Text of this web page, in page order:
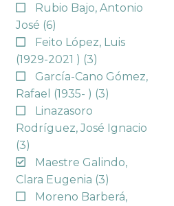
Rubio Bajo, Antonio
José (6)
Feito López, Luis
(1929-2021 ) (3)
García-Cano Gómez,
Rafael (1935- ) (3)
Linazasoro
Rodríguez, José Ignacio
(3)
Maestre Galindo,
Clara Eugenia (3)
Moreno Barberá,